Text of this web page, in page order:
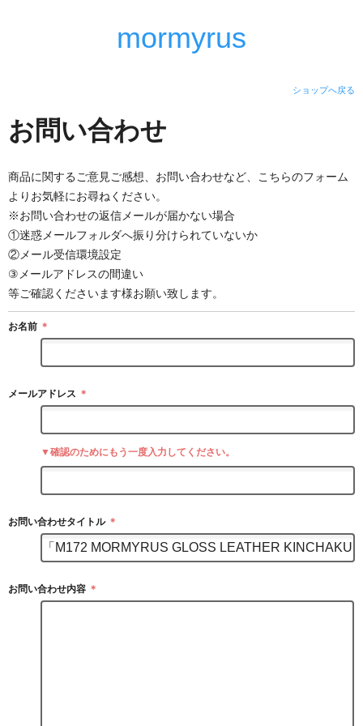
mormyrus
ショップへ戻る
お問い合わせ
商品に関するご意見ご感想、お問い合わせなど、こちらのフォーム
よりお気軽にお尋ねください。
※お問い合わせの返信メールが届かない場合
①迷惑メールフォルダへ振り分けられていないか
②メール受信環境設定
③メールアドレスの間違い
等ご確認くださいます様お願い致します。
お名前 ＊
メールアドレス ＊
▼確認のためにもう一度入力してください。
お問い合わせタイトル ＊
お問い合わせ内容 ＊